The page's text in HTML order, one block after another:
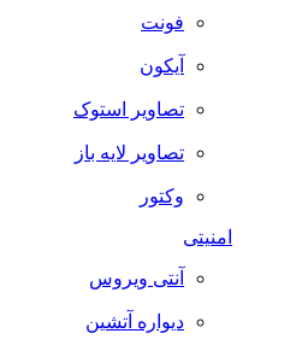
فونت
آیکون
تصاویر استوک
تصاویر لایه باز
وکتور
امنیتی
آنتی ویروس
دیواره آتشین